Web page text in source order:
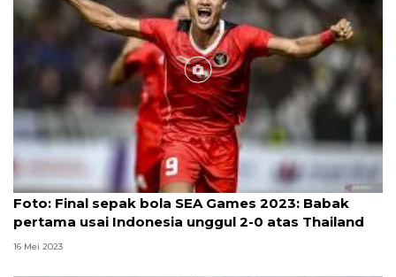
Foto
Foto: Final sepak bola SEA Games 2023: Babak
pertama usai Indonesia unggul 2-0 atas Thailand
16 Mei 2023